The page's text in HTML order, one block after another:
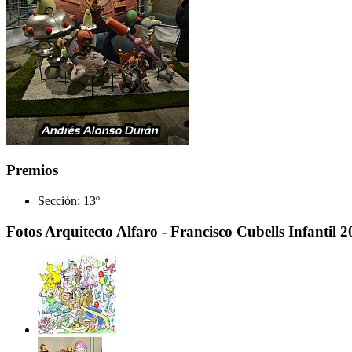
Premios
Sección: 13º
Fotos Arquitecto Alfaro - Francisco Cubells Infantil